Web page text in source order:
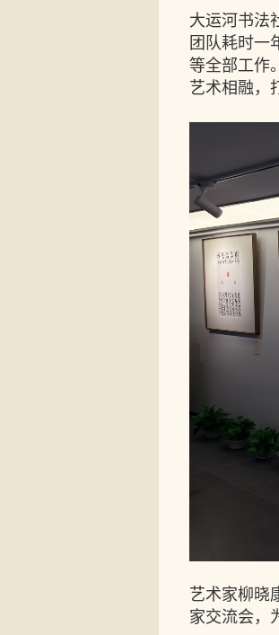
大运河书法
团队耗时一
等全部工作
艺术相融，
艺术家柳晓
家交流会，